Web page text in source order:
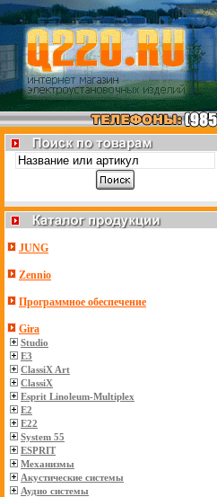
JUNG
Zennio
Программное обеспечение
Gira
Studio
E3
ClassiX Art
ClassiX
Esprit Linoleum-Multiplex
E2
E22
System 55
ESPRIT
Механизмы
Акустические системы
Аудио системы